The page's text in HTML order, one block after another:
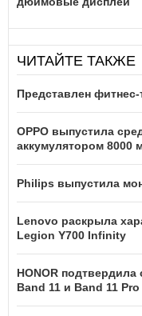
ЧИТАЙТЕ ТАКЖЕ
Представлен фитнес-
OPPO выпустила
аккумулятором 8000
Philips выпустила
Lenovo раскрыла
Legion Y700 Infinity
HONOR
Band 11 и Band 11 Pro